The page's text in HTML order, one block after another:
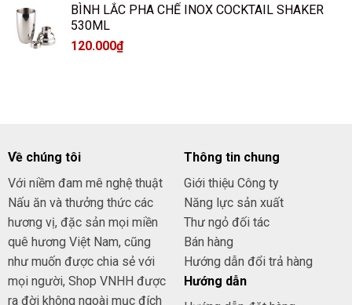
BÌNH LẮC PHA CHẾ INOX COCKTAIL SHAKER
530ML
120.000₫
Về chúng tôi
Với niềm đam mê nghệ thuật
Nấu ăn và thưởng thức các
hương vị, đặc sản mọi miền
quê hương Việt Nam, cũng
như muốn được chia sẻ với
mọi người, Shop VNHH được
ra đời không ngoài mục đích
Thông tin chung
Giới thiệu Công ty
Năng lực sản xuất
Thư ngỏ đối tác
Bán hàng
Hướng dẫn đổi trả hàng
Hướng dẫn